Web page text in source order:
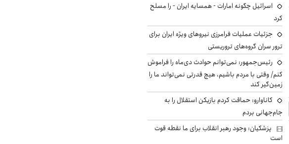
اسرائیل چگونه امارات - همسایه ایران - را مسلح
کرد
جزئیات عملیات فرامرزی نیروهای ویژه ایران برای
ترور سران گروه‌های تروریستی
رئیس‌جمهور: نمی‌توانم حوادث دی‌ماه را فراموش
کنم/ وقتی با مردم باشیم، هیچ قدرتی نمی‌تواند ما را
زمین‌گیر کند
کاناوارو: حماقت کردم بازیکن استقلال را به
جام‌جهانی بردم
پزشکیان: وجود رهبر انقلاب برای ما نقطه قوت
است